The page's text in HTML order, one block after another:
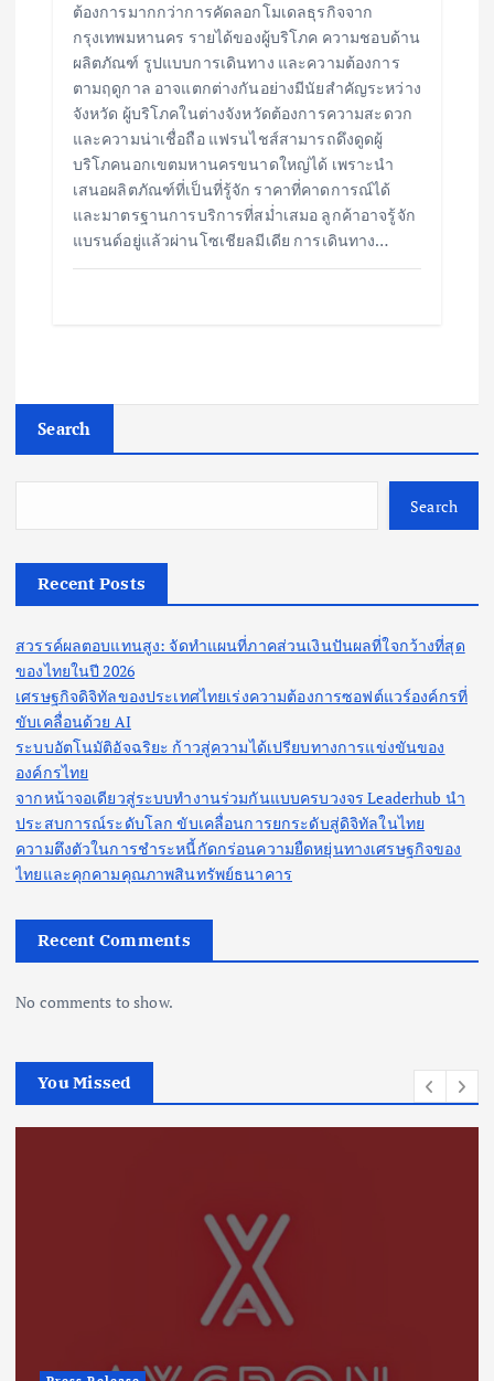
ต้องการมากกว่าการคัดลอกโมเดลธุรกิจจาก
กรุงเทพมหานคร รายได้ของผู้บริโภค ความชอบด้าน
ผลิตภัณฑ์ รูปแบบการเดินทาง และความต้องการ
ตามฤดูกาล อาจแตกต่างกันอย่างมีนัยสำคัญระหว่าง
จังหวัด ผู้บริโภคในต่างจังหวัดต้องการความสะดวก
และความน่าเชื่อถือ แฟรนไชส์สามารถดึงดูดผู้
บริโภคนอกเขตมหานครขนาดใหญ่ได้ เพราะนำ
เสนอผลิตภัณฑ์ที่เป็นที่รู้จัก ราคาที่คาดการณ์ได้
และมาตรฐานการบริการที่สม่ำเสมอ ลูกค้าอาจรู้จัก
แบรนด์อยู่แล้วผ่านโซเชียลมีเดีย การเดินทาง…
Search
Search
Recent Posts
สวรรค์ผลตอบแทนสูง: จัดทำแผนที่ภาคส่วนเงินปันผลที่ใจกว้างที่สุด
ของไทยในปี 2026
เศรษฐกิจดิจิทัลของประเทศไทยเร่งความต้องการซอฟต์แวร์องค์กรที่
ขับเคลื่อนด้วย AI
ระบบอัตโนมัติอัจฉริยะ ก้าวสู่ความได้เปรียบทางการแข่งขันของ
องค์กรไทย
จากหน้าจอเดียวสู่ระบบทำงานร่วมกันแบบครบวงจร Leaderhub นำ
ประสบการณ์ระดับโลก ขับเคลื่อนการยกระดับสู่ดิจิทัลในไทย
ความตึงตัวในการชำระหนี้กัดกร่อนความยืดหยุ่นทางเศรษฐกิจของ
ไทยและคุกคามคุณภาพสินทรัพย์ธนาคาร
Recent Comments
No comments to show.
You Missed